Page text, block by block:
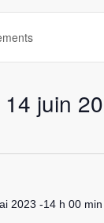
14 juin
2023 -14 h 00 min